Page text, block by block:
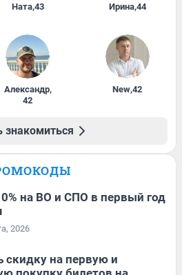
Ната,43 Ирина,44
Александр,
42
New,42
знакомиться
на ВО и СПО в первый год
2026
скидку на первую и